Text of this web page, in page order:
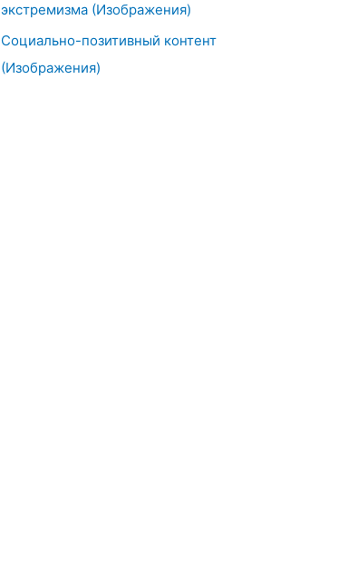
экстремизма (Изображения)
Социально-позитивный контент
(Изображения)